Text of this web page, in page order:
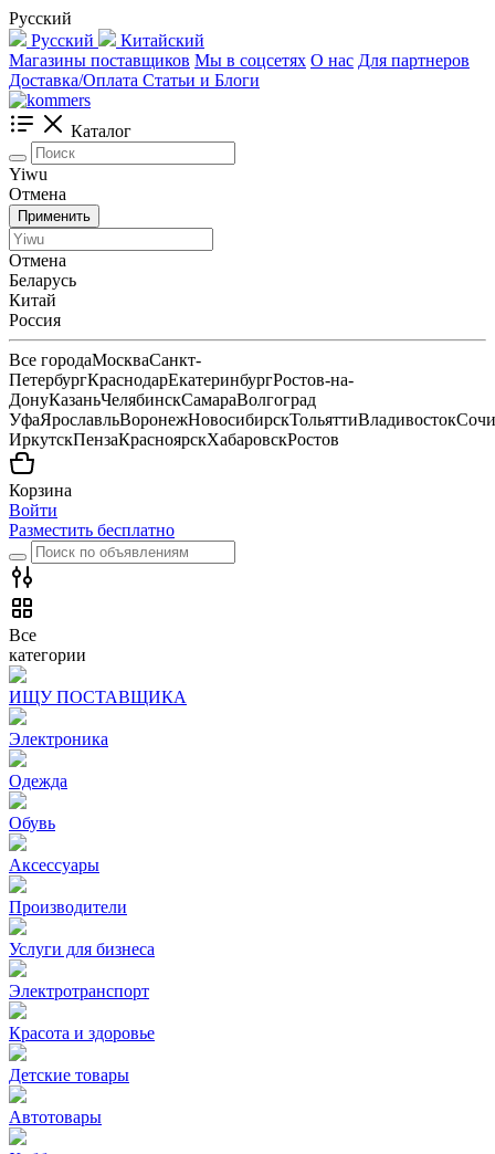
Русский
Русский
Китайский
Магазины поставщиков Мы в соцсетях О нас Для партнеров
Доставка/Оплата Статьи и Блоги
Каталог
Yiwu
Отмена
Применить
Отмена
Беларусь
Китай
Россия
Все городаМоскваСанкт-
ПетербургКраснодарЕкатеринбургРостов-на-
ДонуКазаньЧелябинскСамараВолгоград
УфаЯрославльВоронежНовосибирскТольяттиВладивостокСочи
ИркутскПензаКрасноярскХабаровскРостов
Корзина
Войти
Разместить бесплатно
Все
категории
ИЩУ ПОСТАВЩИКА
Электроника
Одежда
Обувь
Аксессуары
Производители
Услуги для бизнеса
Электротранспорт
Красота и здоровье
Детские товары
Автотовары